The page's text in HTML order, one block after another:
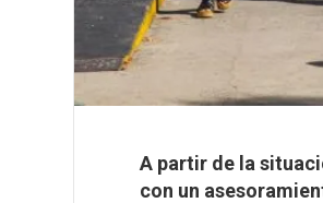
A partir de la
con un